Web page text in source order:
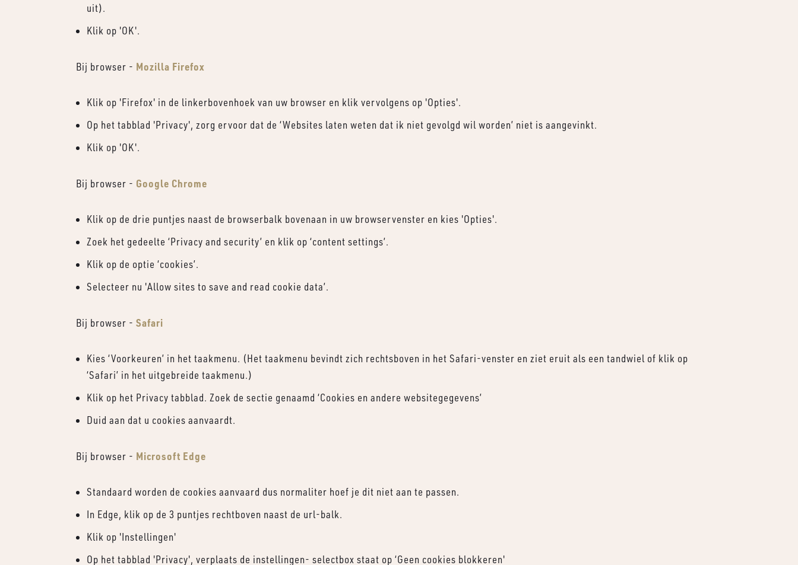
uit).
Klik op 'OK'.
Bij browser - Mozilla Firefox
Klik op 'Firefox' in de linkerbovenhoek van uw browser en klik vervolgens op 'Opties'.
Op het tabblad 'Privacy', zorg ervoor dat de ‘Websites laten weten dat ik niet gevolgd wil worden’ niet is aangevinkt.
Klik op 'OK'.
Bij browser - Google Chrome
Klik op de drie puntjes naast de browserbalk bovenaan in uw browservenster en kies 'Opties'.
Zoek het gedeelte ‘Privacy and security’ en klik op ‘content settings’.
Klik op de optie ‘cookies’.
Selecteer nu 'Allow sites to save and read cookie data’.
Bij browser - Safari
Kies ‘Voorkeuren’ in het taakmenu. (Het taakmenu bevindt zich rechtsboven in het Safari-venster en ziet eruit als een tandwiel of klik op
‘Safari’ in het uitgebreide taakmenu.)
Klik op het Privacy tabblad. Zoek de sectie genaamd ‘Cookies en andere websitegegevens’
Duid aan dat u cookies aanvaardt.
Bij browser - Microsoft Edge
Standaard worden de cookies aanvaard dus normaliter hoef je dit niet aan te passen.
In Edge, klik op de 3 puntjes rechtboven naast de url-balk.
Klik op 'Instellingen'
Op het tabblad 'Privacy', verplaats de instellingen- selectbox staat op ‘Geen cookies blokkeren'